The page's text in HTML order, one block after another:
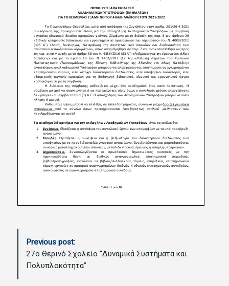
N
Previous post:
27ο Θερινό Σχολείο “Δυναμικά Συστήματα και
Πολυπλοκότητα”